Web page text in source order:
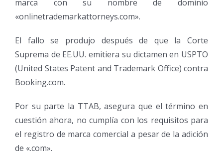
marca con su nombre de dominio
«onlinetrademarkattorneys.com».
El fallo se produjo después de que la Corte
Suprema de EE.UU. emitiera su dictamen en USPTO
(United States Patent and Trademark Office) contra
Booking.com.
Por su parte la TTAB, asegura que el término en
cuestión ahora, no cumplía con los requisitos para
el registro de marca comercial a pesar de la adición
de «.com».